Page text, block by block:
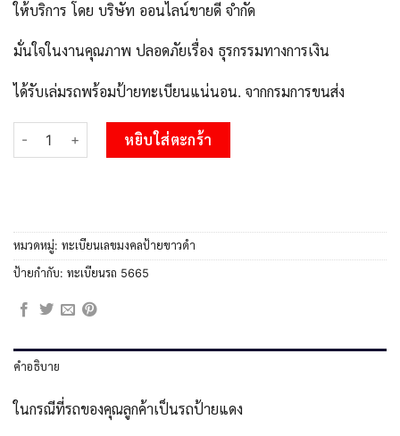
ให้บริการ โดย บริษัท ออนไลน์ขายดี จำกัด
มั่นใจในงานคุณภาพ ปลอดภัยเรื่อง ธุรกรรมทางการเงิน
ได้รับเล่มรถพร้อมป้ายทะเบียนแน่นอน. จากกรมการขนส่ง
จำนวน L.okdee ป้ายทะเบียนรถ งว 5665 ทะเบียนมงคลจากกรมขน
หยิบใส่ตะกร้า
หมวดหมู่: ทะเบียนเลขมงคลป้ายขาวดำ
ป้ายกำกับ: ทะเบียนรถ 5665
คำอธิบาย
ในกรณีที่รถของคุณลูกค้าเป็นรถป้ายแดง